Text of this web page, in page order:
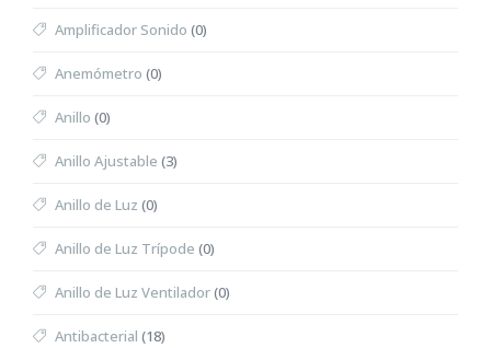
Amplificador Sonido (0)
Anemómetro (0)
Anillo (0)
Anillo Ajustable (3)
Anillo de Luz (0)
Anillo de Luz Trípode (0)
Anillo de Luz Ventilador(0)
Antibacterial (18)